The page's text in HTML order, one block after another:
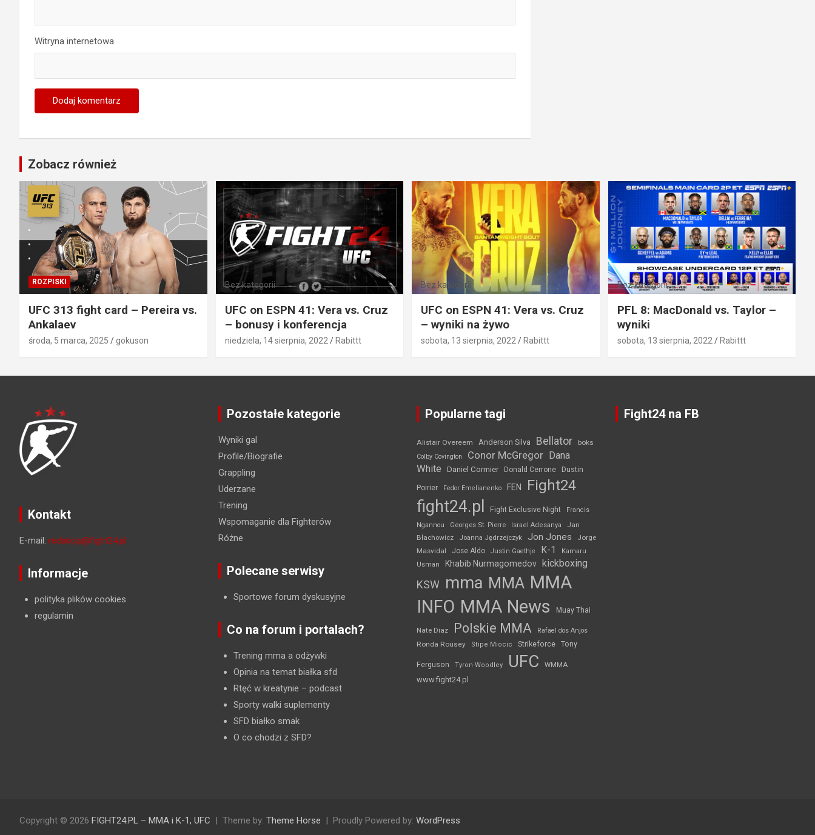
Witryna internetowa
Zobacz również
ROZPISKI
UFC 313 fight card – Pereira vs.
Ankalaev
środa, 5 marca, 2025 gokuson
Bez kategorii
UFC on ESPN 41: Vera vs. Cruz
– bonusy i konferencja
niedziela, 14 sierpnia, 2022 Rabittt
Bez kategorii
UFC on ESPN 41: Vera vs. Cruz
– wyniki na żywo
sobota, 13 sierpnia, 2022 Rabittt
Bez kategorii
PFL 8: MacDonald vs. Taylor –
wyniki
sobota, 13 sierpnia, 2022 Rabittt
Kontakt
E-mail: redakcja@fight24.pl
Informacje
polityka plików cookies
regulamin
Pozostałe kategorie
Wyniki gal
Profile/Biografie
Grappling
Uderzane
Trening
Wspomaganie dla Fighterów
Różne
Polecane serwisy
Sportowe forum dyskusyjne
Co na forum i portalach?
Trening mma a odżywki
Opinia na temat białka sfd
Rtęć w kreatynie – podcast
Sporty walki suplementy
SFD białko smak
O co chodzi z SFD?
Popularne tagi
Alistair Overeem Anderson Silva Bellator boks
Colby Covington Conor McGregor Dana
White
Daniel Cormier Donald Cerrone Dustin
Poirier Fedor Emelianenko FEN Fight24
fight24.pl Fight Exclusive Night
Francis
Ngannou
Georges St. Pierre Israel Adesanya
Jan
Błachowicz
Joanna Jędrzejczyk Jon Jones
Jorge
Masvidal
Jose Aldo Justin Gaethje K-1
Kamaru
Usman
Khabib Nurmagomedov kickboxing
KSW mma MMA MMA
INFO MMA News Muay Thai
Nate Diaz Polskie MMA Rafael dos Anjos
Ronda Rousey Stipe Miocic Strikeforce Tony
Ferguson Tyron Woodley UFC WMMA
www.fight24.pl
Fight24 na FB
Copyright © 2026 FIGHT24.PL – MMA i K-1, UFC Theme by: Theme Horse Proudly Powered by: WordPress